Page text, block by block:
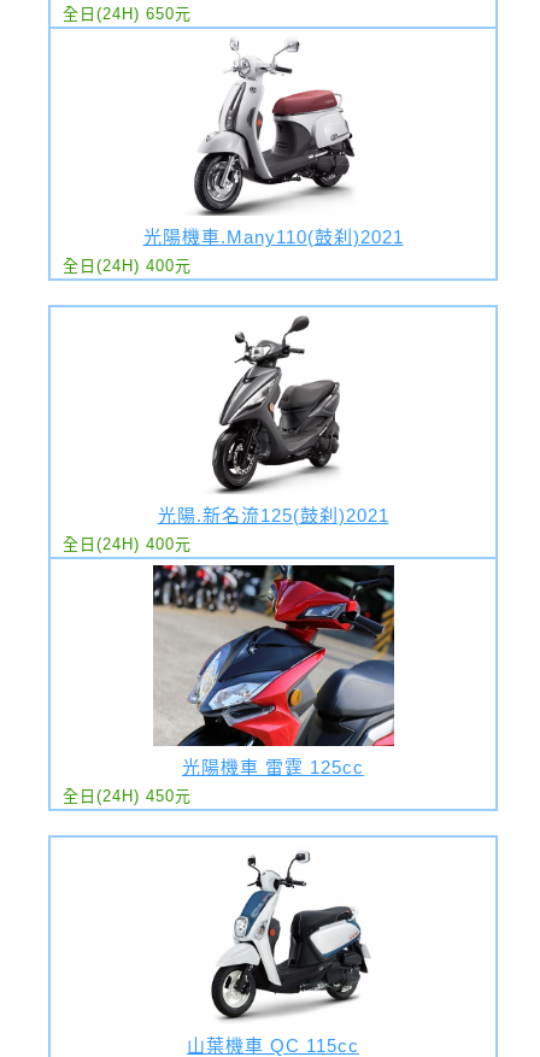
全日(24H) 650元
光陽機車.Many110(鼓刹)2021
全日(24H) 400元
光陽.新名流125(鼓刹)2021
全日(24H) 400元
光陽機車 雷霆 125cc
全日(24H) 450元
山葉機車 QC 115cc